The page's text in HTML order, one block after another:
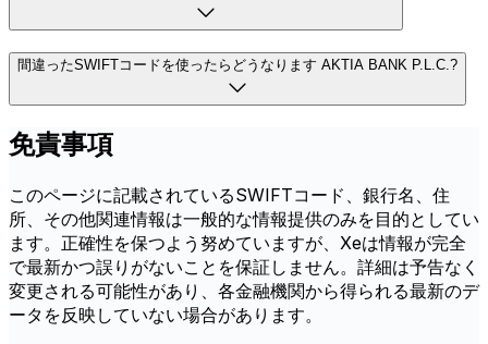
間違ったSWIFTコードを使ったらどうなります AKTIA BANK P.L.C.?
免責事項
このページに記載されているSWIFTコード、銀行名、住
所、その他関連情報は一般的な情報提供のみを目的としてい
ます。正確性を保つよう努めていますが、Xeは情報が完全
で最新かつ誤りがないことを保証しません。詳細は予告なく
変更される可能性があり、各金融機関から得られる最新のデ
ータを反映していない場合があります。